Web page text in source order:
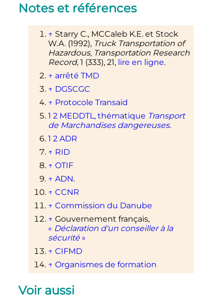
Notes et références
↑ Starry C., MCCaleb K.E. et Stock
W.A. (1992), Truck Transportation of
Hazardous, Transportation Research
Record, 1 (333), 21, lire en ligne.
↑ arrêté TMD
↑ DGSCGC
↑ Protocole Transaid
1 2 MEDDTL, thématique Transport
de Marchandises dangereuses.
1 2 ADR
↑ RID
↑ OTIF
↑ ADN.
↑ CCNR
↑ Commission du Danube
↑ Gouvernement français,
« Déclaration d'un conseiller à la
sécurité »
↑ CIFMD
↑ Organismes de formation
↑OMI
Voir aussi